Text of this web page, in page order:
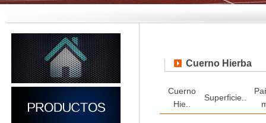
Cuerno Hierba
Cuerno
Hie..
Superficie..